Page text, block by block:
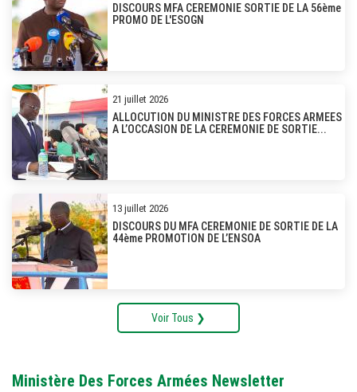
DISCOURS MFA CEREMONIE SORTIE DE LA 56ème
PROMO DE L'ESOGN
21 juillet 2026
ALLOCUTION DU MINISTRE DES FORCES ARMEES
A L’OCCASION DE LA CEREMONIE DE SORTIE...
13 juillet 2026
DISCOURS DU MFA CEREMONIE DE SORTIE DE LA
44ème PROMOTION DE L’ENSOA
Voir Tous ❯
Ministère Des Forces Armées Newsletter